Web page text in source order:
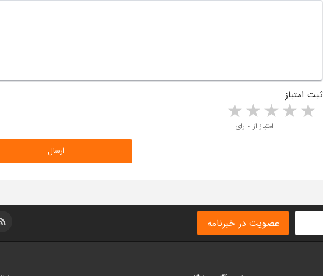
ثبت امتیاز
4 stars 3 stars 2 stars 1 star امتیاز از ۰ رای
عضویت در خبرنامه